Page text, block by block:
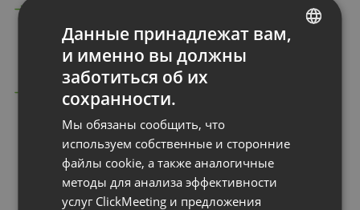
Откройте панель мониторинга, выберите
мероприятие
и подключитесь в одно действие
Теперь нет необходимости вводить имя
пользователя, адрес электронной почты
и пароль для каждой конференции
RUSSIAN
Данные принадлежат вам,
и именно вы должны
заботиться об их
сохранности.
Мы обязаны сообщить, что
используем собственные и сторонние
файлы cookie, а также аналогичные
методы для анализа эффективности
услуг ClickMeeting и предложения